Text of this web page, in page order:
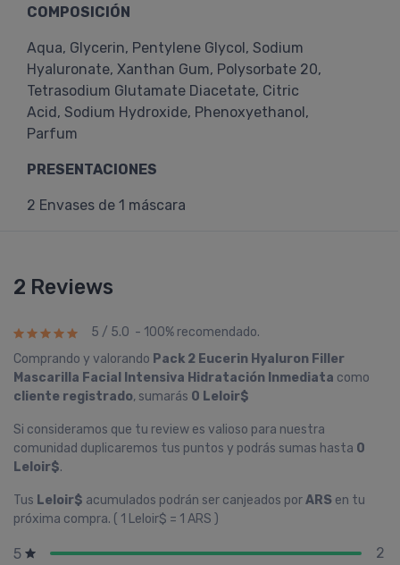
COMPOSICIÓN
Aqua, Glycerin, Pentylene Glycol, Sodium
Hyaluronate, Xanthan Gum, Polysorbate 20,
Tetrasodium Glutamate Diacetate, Citric
Acid, Sodium Hydroxide, Phenoxyethanol,
Parfum
PRESENTACIONES
2 Envases de 1 máscara
2 Reviews
5 / 5.0 - 100% recomendado.
Comprando y valorando Pack 2 Eucerin Hyaluron Filler
Mascarilla Facial Intensiva Hidratación Inmediata como
cliente registrado, sumarás 0 Leloir$
Si consideramos que tu review es valioso para nuestra
comunidad duplicaremos tus puntos y podrás sumas hasta 0
Leloir$.
Tus Leloir$ acumulados podrán ser canjeados porARS en tu
próxima compra. ( 1 Leloir$ = 1 ARS )
5 2